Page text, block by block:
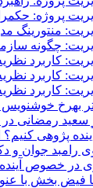
پروژه:
منتورینگ
چگونه
کاربرد
کاربرد
کاربرد
بهرخ
سعید رمضانی
پژوهی کنیم؟
رامبد جوان و
در خصوص
بخش با عنوان